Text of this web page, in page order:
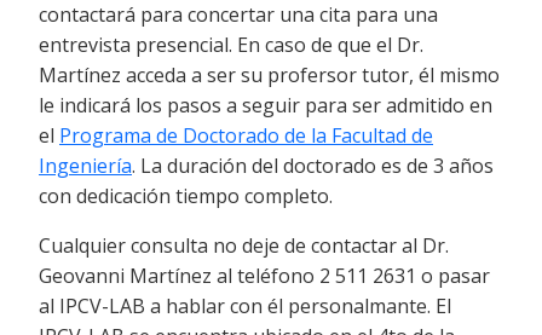
contactará para concertar una cita para una
entrevista presencial. En caso de que el Dr.
Martínez acceda a ser su profersor tutor, él mismo
le indicará los pasos a seguir para ser admitido en
el Programa de Doctorado de la Facultad de
Ingeniería. La duración del doctorado es de 3 años
con dedicación tiempo completo.
Cualquier consulta no deje de contactar al Dr.
Geovanni Martínez al teléfono 2 511 2631 o pasar
al IPCV-LAB a hablar con él personalmante. El